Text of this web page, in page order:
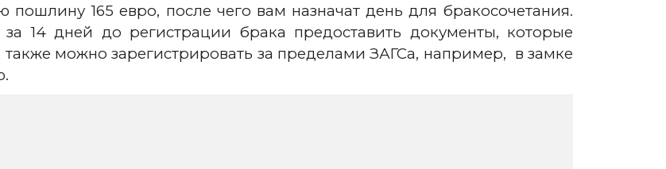
пошлину 165 евро, после чего вам назначат день для бракосочетания.
14 дней до регистрации брака предоставить документы, которые
можно зарегистрировать за пределами ЗАГСа, например, в замке